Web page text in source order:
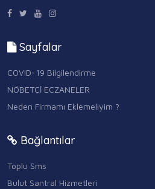
Sayfalar
COVID-19 Bilgilendirme
NÖBETÇİ ECZANELER
Neden Firmamı Eklemeliyim ?
Bağlantılar
Toplu Sms
Bulut Santral Hizmetleri